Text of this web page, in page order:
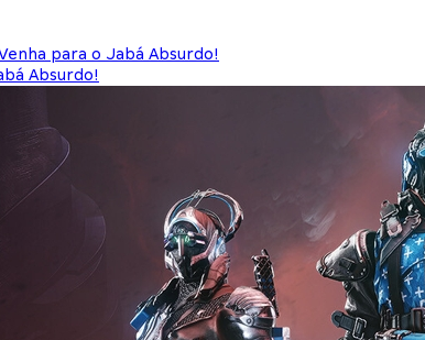
para o Jabá Absurdo!
Absurdo!